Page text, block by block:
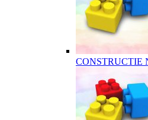
CONSTRUCTIE